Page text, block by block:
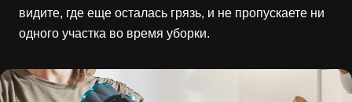
видите, где еще осталась грязь, и не пропускаете ни
одного участка во время уборки.